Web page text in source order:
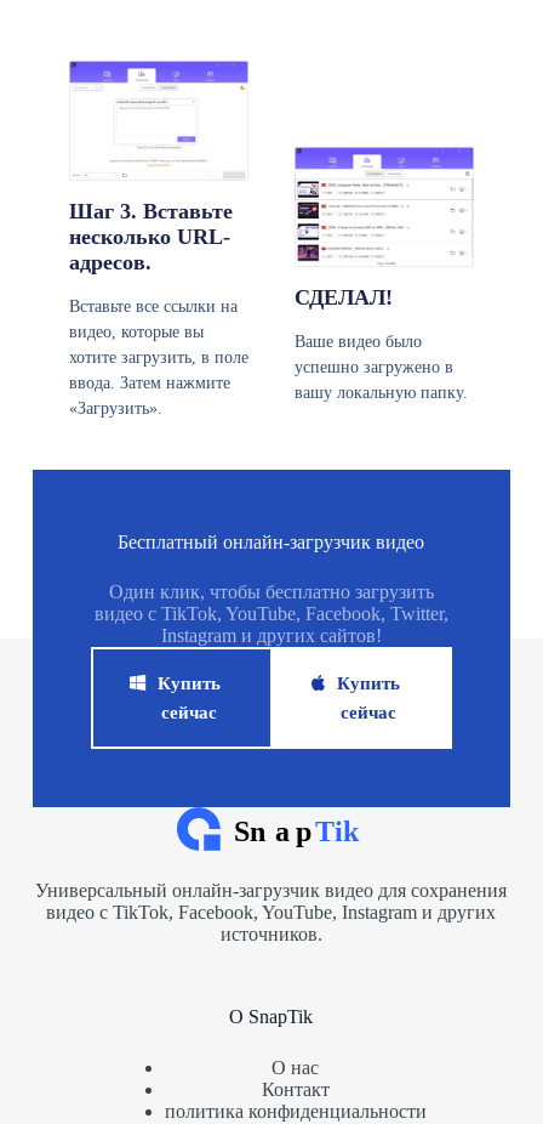
Шаг 3. Вставьте
несколько URL-
адресов.
Вставьте все ссылки на
видео, которые вы
хотите загрузить, в поле
ввода. Затем нажмите
«Загрузить».
СДЕЛАЛ!
Ваше видео было
успешно загружено в
вашу локальную папку.
Бесплатный онлайн-загрузчик видео
Один клик, чтобы бесплатно загрузить
видео с TikTok, YouTube, Facebook, Twitter,
Instagram и других сайтов!
Купить
сейчас
Купить
сейчас
Универсальный онлайн-загрузчик видео для сохранения
видео с TikTok, Facebook, YouTube, Instagram и других
источников.
О SnapTik
О нас
Контакт
политика конфиденциальности